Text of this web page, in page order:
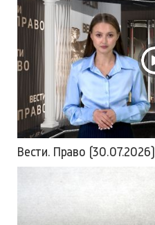
Вести. Право (30.07.2026)